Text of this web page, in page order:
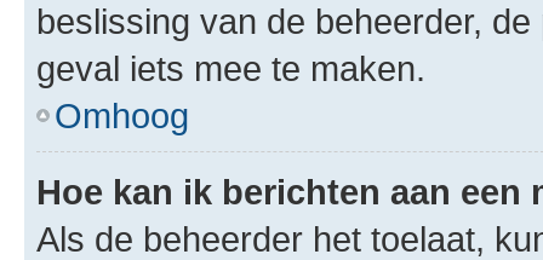
beslissing van de beheerder,
geval iets mee te maken.
Omhoog
Hoe kan ik berichten aan een
Als de beheerder het toelaat,